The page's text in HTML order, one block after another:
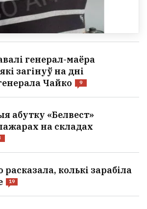
генерал-маёра
загінуў на дні
Чайко
9
абутку «Белвест»
на складах
расказала, колькі зарабіла
19